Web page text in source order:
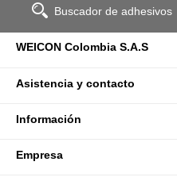
Buscador de adhesivos
WEICON Colombia S.A.S
Asistencia y contacto
Información
Empresa